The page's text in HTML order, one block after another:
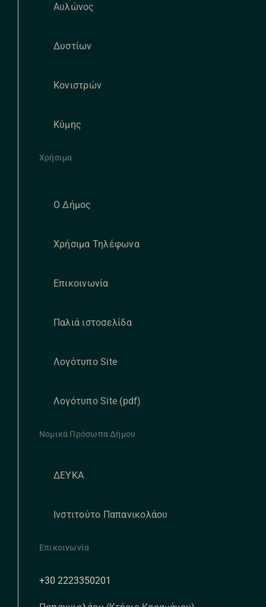
Αυλώνος
Δυστίων
Κονιστρών
Κύμης
Χρήσιμα
Ο Δήμος
Χρήσιμα Τηλέφωνα
Επικοινωνία
Παλιά ιστοσελίδα
Λογότυπο Site
Λογότυπο Site (pdf)
Νομικά Πρόσωπα Δήμου
ΔΕΥΚΑ
Ινστιτούτο Παπανικολάου
Επικοινωνία
+30 2223350201